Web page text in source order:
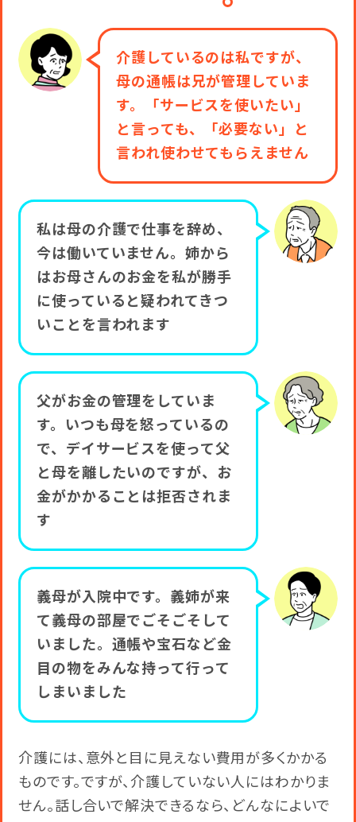
介護しているのは私ですが、
母の通帳は兄が管理していま
す。「サービスを使いたい」
と言っても、「必要ない」と
言われ使わせてもらえません
私は母の介護で仕事を辞め、
今は働いていません。姉から
はお母さんのお金を私が勝手
に使っていると疑われてきつ
いことを言われます
父がお金の管理をしていま
す。いつも母を怒っているの
で、デイサービスを使って父
と母を離したいのですが、お
金がかかることは拒否されま
す
義母が入院中です。義姉が来
て義母の部屋でごそごそして
いました。通帳や宝石など金
目の物をみんな持って行って
しまいました
介護には、意外と目に見えない費用が多くかかる
ものです。ですが、介護していない人にはわかりま
せん。話し合いで解決できるなら、どんなによいで